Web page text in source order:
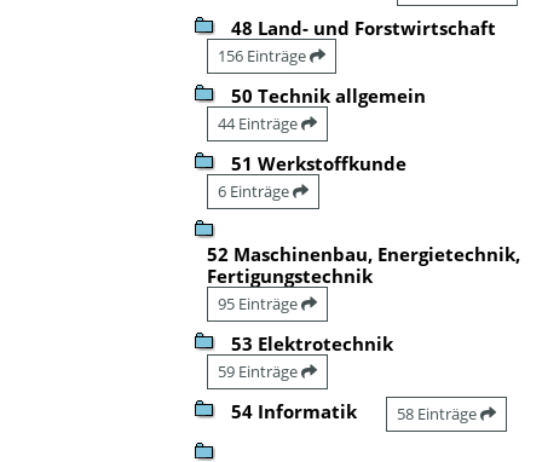
48 Land- und Forstwirtschaft
156 Einträge
50 Technik allgemein
44 Einträge
51 Werkstoffkunde
6 Einträge
52 Maschinenbau, Energietechnik,
Fertigungstechnik
95 Einträge
53 Elektrotechnik
59 Einträge
54 Informatik 58 Einträge